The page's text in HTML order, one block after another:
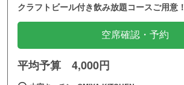
クラフトビール付き飲み放題コースご用意！
空席確認・予約
平均予算 4,000円